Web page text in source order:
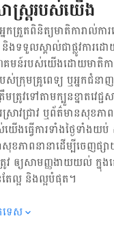
មាន​ការ​រលាក​
capsaicin អា
capsaicin ដើ
អាច​នាំ​ឲ្យបន្ថ
សម្រាប់​អ្នក​មាន​
ប្រសាទ​សម្រាប់​
ញ៉ាំ​ម្ទេស​ដែរ។ ដូចនេះ​គួរប្រើ​ក្នុង​
ពាល់​បង្ក​ដោយ​ស
សារធាតុ
នេះ និង​បន្ថយ​អ
ធ្វើ​ឲ្យ​សីតុណ្ហភ
ាស្ត្ររបស់យើង
ក​ត្រួតពិនិត្យ​មាតិការាល់ក
និង​ទទួល​ស្គាល់​ជាផ្លូវការ​
មន៍​របស់យើង​ដោយ​មាតិកា​
រុមគ្រូពេទ្យ ឬ​អ្នក​ជំនាញ​
ត្រូវ​ទៅតាម​ក្បួនខ្នាតវ
រាវជ្រាវ ឬ​ព័ត៌មាន​សុខភា
ធ្វើការ​ទាំង​ថ្ងៃទាំងយ
សុខភាព​នានា​ដើម្បី​ចេញ​
រូវ ឲ្យសាមញ្ញ​ងាយយល់
ែ​ល្អ និង​ល្អ​បំផុត។
ទេស